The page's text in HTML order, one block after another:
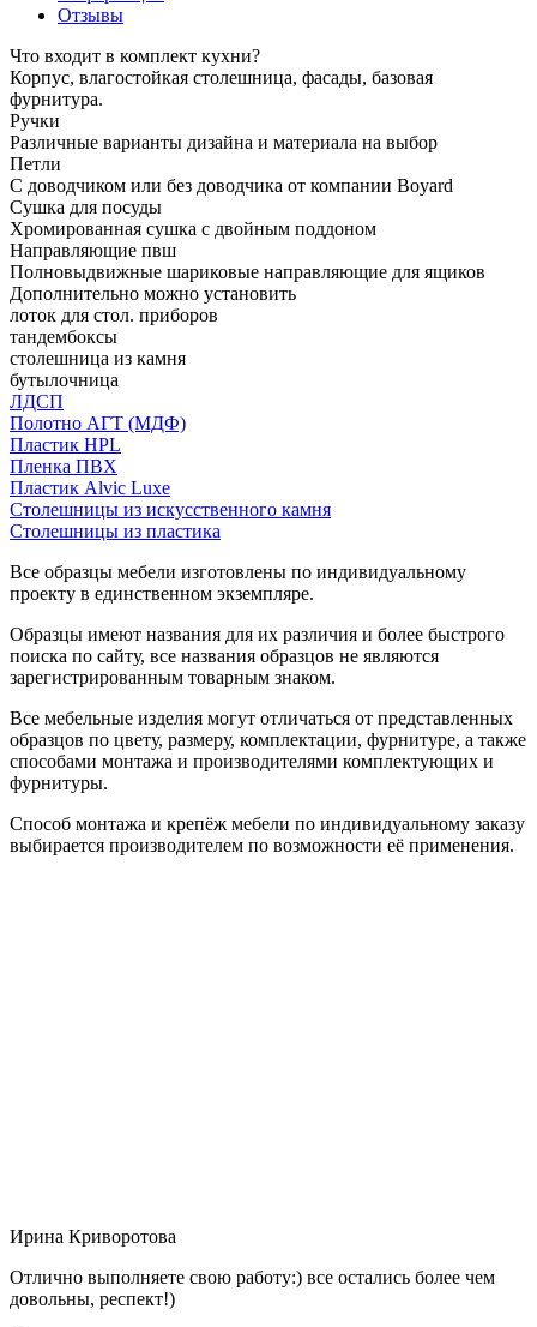
Отзывы
Что входит в комплект кухни?
Корпус, влагостойкая столешница, фасады, базовая
фурнитура.
Ручки
Различные варианты дизайна и материала на выбор
Петли
С доводчиком или без доводчика от компании Boyard
Сушка для посуды
Хромированная сушка с двойным поддоном
Направляющие пвш
Полновыдвижные шариковые направляющие для ящиков
Дополнительно можно установить
лоток для стол. приборов
тандембоксы
столешница из камня
бутылочница
ЛДСП
Полотно АГТ (МДФ)
Пластик HPL
Пленка ПВХ
Пластик Alvic Luxe
Столешницы из искусственного камня
Столешницы из пластика
Все образцы мебели изготовлены по индивидуальному
проекту в единственном экземпляре.
Образцы имеют названия для их различия и более быстрого
поиска по сайту, все названия образцов не являются
зарегистрированным товарным знаком.
Все мебельные изделия могут отличаться от представленных
образцов по цвету, размеру, комплектации, фурнитуре, а также
способами монтажа и производителями комплектующих и
фурнитуры.
Способ монтажа и крепёж мебели по индивидуальному заказу
выбирается производителем по возможности её применения.
Ирина Криворотова
Отлично выполняете свою работу:) все остались более чем
довольны, респект!)